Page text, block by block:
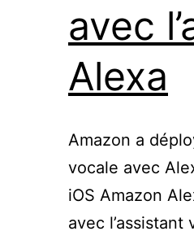
avec
Alexa
Amazon a
vocale avec
iOS Amazon
avec l’assistant